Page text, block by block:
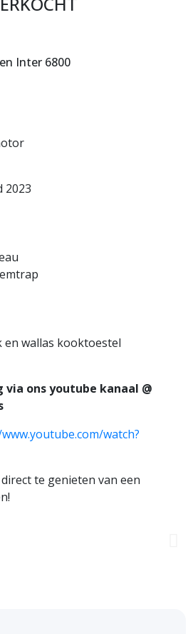
Inter 6800
2023
en wallas kooktoestel
ons youtube kanaal @
watch?
te genieten van een